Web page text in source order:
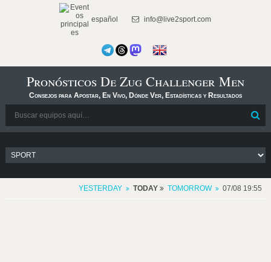
español info@live2sport.com
Pronósticos De Zug Challenger Men
Consejos para Apostar, En Vivo, Dónde Ver, Estadísticas y Resultados
YESTERDAY TODAY TOMORROW 07/08 19:55